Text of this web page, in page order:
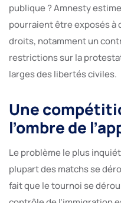
publique ? Amnesty
pourraient être exposés à
droits, notamment un
restrictions sur la
larges des libertés civiles.
Une
l’ombre de
Le problème le plus
plupart des matchs se
fait que le tournoi se